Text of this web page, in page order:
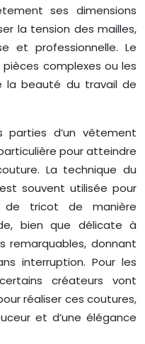
ses dimensions
la tension des mailles,
et professionnelle. Le
complexes ou les
la beauté du travail de
parties d’un vêtement
pour atteindre
La technique du
souvent utilisée pour
de tricot de manière
bien que délicate à
remarquables, donnant
interruption. Pour les
créateurs vont
réaliser ces coutures,
et d’une élégance